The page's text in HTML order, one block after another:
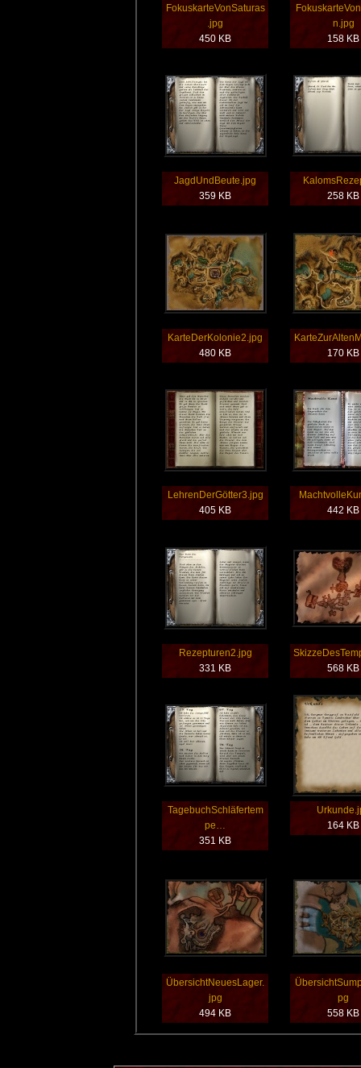
FokuskarteVonSaturas
.jpg
450 KB
n.jpg
158 KB
JagdUndBeute.jpg
359 KB
258 KB
KarteDerKolonie2.jpg
480 KB
170 KB
LehrenDerGötter3.jpg
405 KB
442 KB
Rezepturen2.jpg
331 KB
568 KB
TagebuchSchläfertem
pe…
351 KB
164 KB
ÜbersichtNeuesLager.
jpg
494 KB
pg
558 KB